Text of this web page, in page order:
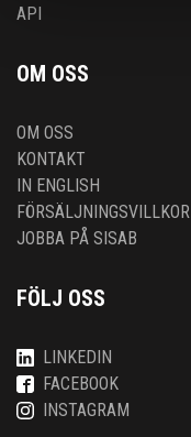
API
OM OSS
OM OSS
KONTAKT
IN ENGLISH
FÖRSÄLJNINGSVILLKOR
JOBBA PÅ SISAB
FÖLJ OSS
LINKEDIN
FACEBOOK
INSTAGRAM